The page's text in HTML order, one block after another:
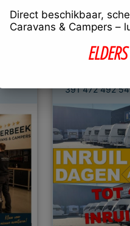
5 6 7 8 9
391 472 492
Direct beschikbaar,
Caravans & Campers –
ELDERS